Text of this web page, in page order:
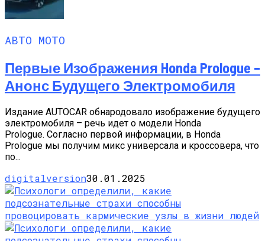
АВТО МОТО
Первые Изображения Honda Prologue –
Анонс Будущего Электромобиля
Издание AUTOCAR обнародовало изображение будущего
электромобиля – речь идет о модели Honda
Prologue. Согласно первой информации, в Honda
Prologue мы получим микс универсала и кроссовера, что
по...
digitalversion30.01.2025